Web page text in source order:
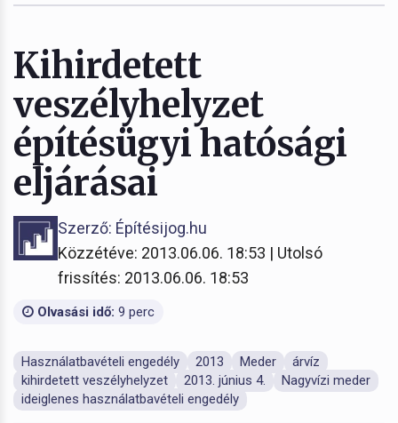
Kihirdetett
veszélyhelyzet
építésügyi hatósági
eljárásai
Szerző: Építésijog.hu
Közzétéve: 2013.06.06. 18:53 | Utolsó
frissítés: 2013.06.06. 18:53
Olvasási idő: 9 perc
Használatbavételi engedély 2013 Meder
árvíz
kihirdetett veszélyhelyzet
2013. június 4.
Nagyvízi meder
ideiglenes használatbavételi engedély